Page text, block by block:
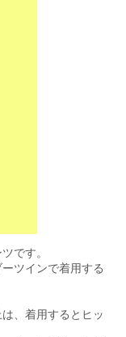
です。
ツインで着用する
、着用するとヒッ